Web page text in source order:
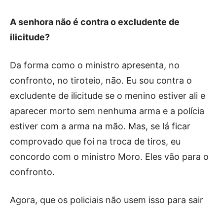
A senhora não é contra o excludente de
ilicitude?
Da forma como o ministro apresenta, no
confronto, no tiroteio, não. Eu sou contra o
excludente de ilicitude se o menino estiver ali e
aparecer morto sem nenhuma arma e a polícia
estiver com a arma na mão. Mas, se lá ficar
comprovado que foi na troca de tiros, eu
concordo com o ministro Moro. Eles vão para o
confronto.
Agora, que os policiais não usem isso para sair